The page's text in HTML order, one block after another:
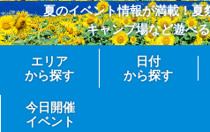
夏のイベント情報が満載！夏
キャンプ場など遊べ
エリア
から探す
日付
から探す
今日開催
イベント